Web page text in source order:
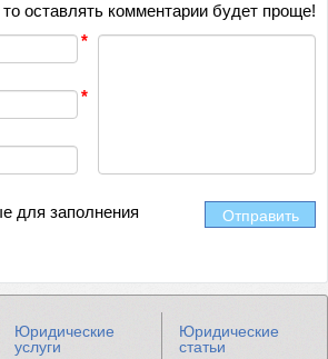
то оставлять комментарии будет проще!
для заполнения Отправить
Юридические
услуги
Юридические
статьи